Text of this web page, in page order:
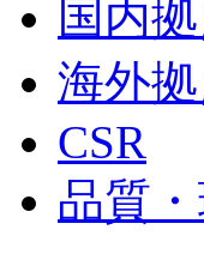
国内
海外
CSR
品質